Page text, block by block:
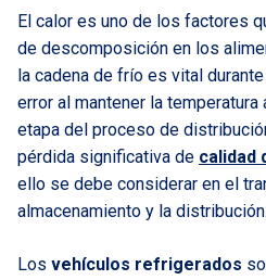
El calor es uno de los factores
de descomposición en los
la cadena de frío es vital
error al mantener la temperatura
etapa del proceso de
pérdida significativa de calidad
ello se debe considerar en el
almacenamiento y la distribución.
Los vehículos refrigerados